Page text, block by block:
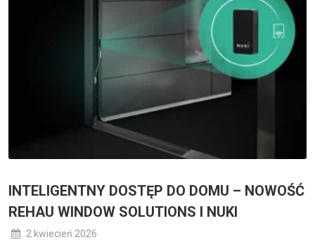
INTELIGENTNY DOSTĘP DO DOMU – NOWOŚĆ
REHAU WINDOW SOLUTIONS I NUKI
2 kwiecień 2026